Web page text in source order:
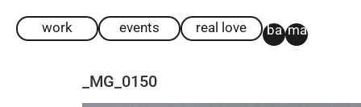
work events real love ba ma
_MG_0150